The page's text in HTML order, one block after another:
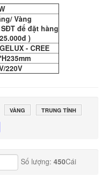
Vàng
để đặt hàng
)
- CREE
220V
VÀNG TRUNG TÍNH
Số lượng: 450Cái